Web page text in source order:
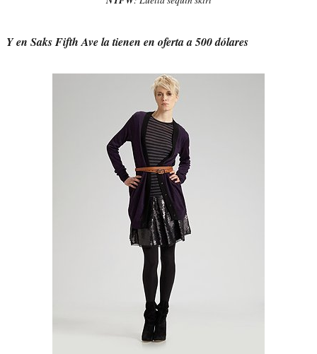
Y en Saks Fifth Ave la tienen en oferta a 500 dólares